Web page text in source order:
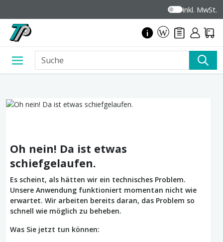
inkl. MwSt.
Oh nein! Da ist etwas
schiefgelaufen.
Es scheint, als hätten wir ein technisches Problem.
Unsere Anwendung funktioniert momentan nicht wie
erwartet. Wir arbeiten bereits daran, das Problem so
schnell wie möglich zu beheben.
Was Sie jetzt tun können: